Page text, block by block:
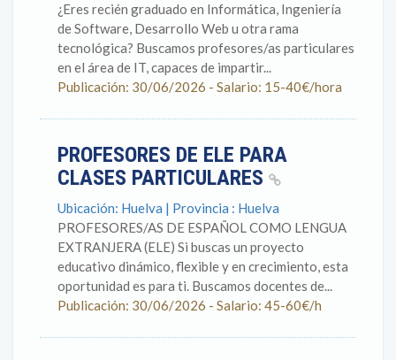
¿Eres recién graduado en Informática, Ingeniería
de Software, Desarrollo Web u otra rama
tecnológica? Buscamos profesores/as particulares
en el área de IT, capaces de impartir...
Publicación: 30/06/2026 - Salario: 15-40€/hora
PROFESORES DE ELE PARA
CLASES PARTICULARES
Ubicación: Huelva | Provincia : Huelva
PROFESORES/AS DE ESPAÑOL COMO LENGUA
EXTRANJERA (ELE) Si buscas un proyecto
educativo dinámico, flexible y en crecimiento, esta
oportunidad es para ti. Buscamos docentes de...
Publicación: 30/06/2026 - Salario: 45-60€/h